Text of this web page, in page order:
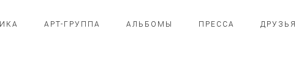
АРТ-ГРУППА АЛЬБОМЫ ПРЕССА ДРУЗЬЯ